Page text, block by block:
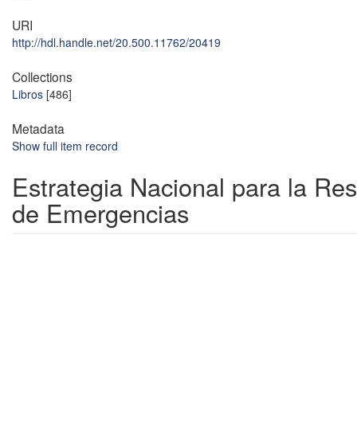
URI
http://hdl.handle.net/20.500.11762/20419
Collections
Libros [486]
Metadata
Show full item record
Estrategia Nacional para la
de Emergencias